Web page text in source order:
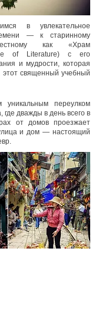
в увлекательное
— к старинному
как «Храм
of Literature) с его
и мудрости, которая
этот священный учебный
переулком
где дважды в день всего в
от домов проезжает
и дом — настоящий